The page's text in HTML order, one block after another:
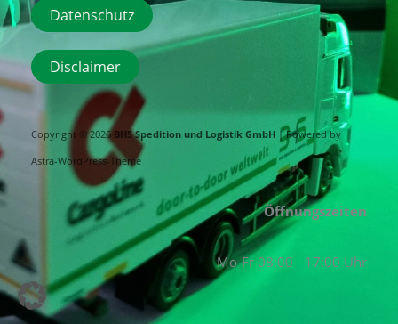
Datenschutz
Disclaimer
Copyright © 2026 BHS Spedition und Logistik GmbH | Powered by
Astra-WordPress-Theme
Öffnungszeiten
Mo-Fr 08:00 - 17:00 Uhr